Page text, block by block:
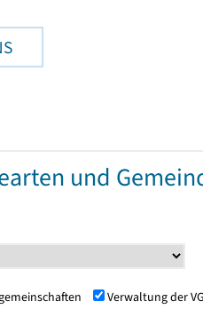
und
Verwaltung der